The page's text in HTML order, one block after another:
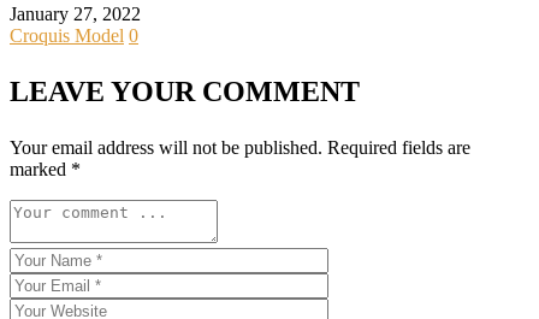
January 27, 2022
Croquis Model 0
LEAVE YOUR COMMENT
Your email address will not be published. Required fields are
marked *